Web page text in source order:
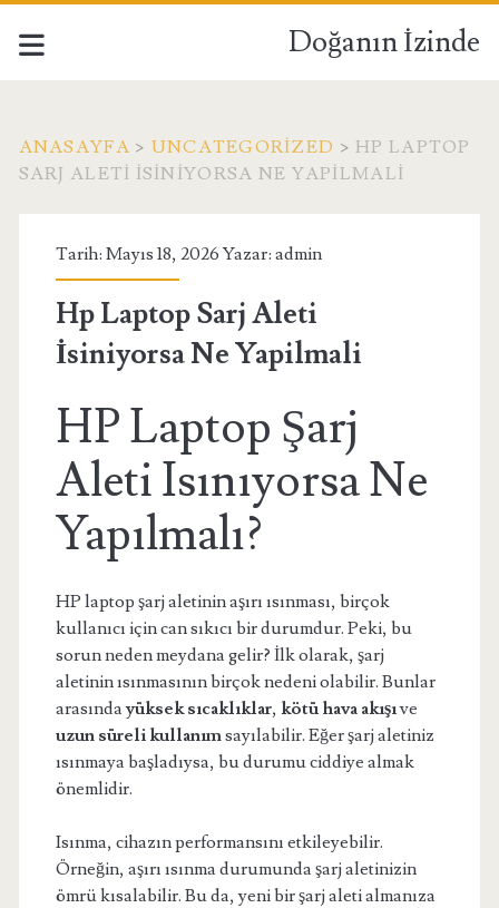
Doğanın İzinde
ANASAYFA > UNCATEGORIZED > HP LAPTOP
SARJ ALETI İSINIYORSA NE YAPILMALI
Tarih: Mayıs 18, 2026 Yazar: admin
Hp Laptop Sarj Aleti
İsiniyorsa Ne Yapilmali
HP Laptop Şarj
Aleti Isınıyorsa Ne
Yapılmalı?
HP laptop şarj aletinin aşırı ısınması, birçok
kullanıcı için can sıkıcı bir durumdur. Peki, bu
sorun neden meydana gelir? İlk olarak, şarj
aletinin ısınmasının birçok nedeni olabilir. Bunlar
arasındayüksek sıcaklıklar, kötü hava akışıve
uzun süreli kullanımsayılabilir. Eğer şarj aletiniz
ısınmaya başladıysa, bu durumu ciddiye almak
önemlidir.
Isınma, cihazın performansını etkileyebilir.
Örneğin, aşırı ısınma durumunda şarj aletinizin
ömrü kısalabilir. Bu da, yeni bir şarj aleti almanıza